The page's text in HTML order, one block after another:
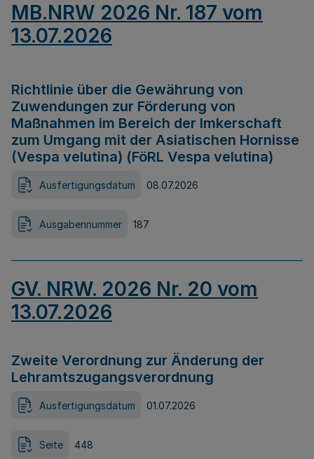
MB.NRW 2026 Nr. 187 vom
13.07.2026
Richtlinie über die Gewährung von
Zuwendungen zur Förderung von
Maßnahmen im Bereich der Imkerschaft
zum Umgang mit der Asiatischen Hornisse
(Vespa velutina) (FöRL Vespa velutina)
Ausfertigungsdatum 08.07.2026
Ausgabennummer 187
GV. NRW. 2026 Nr. 20 vom
13.07.2026
Zweite Verordnung zur Änderung der
Lehramtszugangsverordnung
Ausfertigungsdatum 01.07.2026
Seite 448